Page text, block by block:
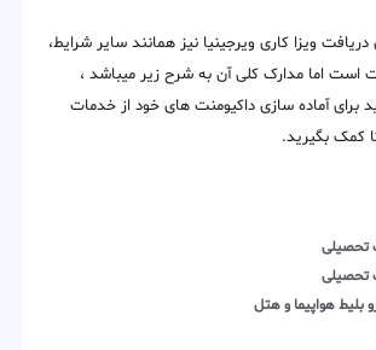
دریافت ویزا کاری ویرجینیا نیز همانند سایر شرایط،
است اما مدارک کلی آن به شرح زیر میباشد ،
برای آماده سازی داکیومنت های خود از خدمات
کمک بگیرید.
تحصیلی
تحصیلی
بلیط هواپیما و هتل